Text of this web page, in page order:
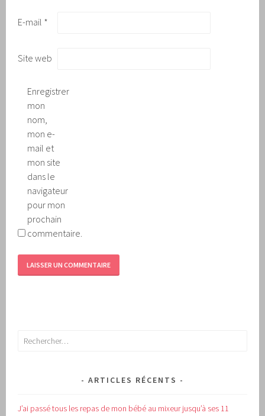
E-mail *
Site web
Enregistrer
mon
nom,
mon e-
mail et
mon site
dans le
navigateur
pour mon
prochain
commentaire.
Rechercher :
ARTICLES RÉCENTS
J’ai passé tous les repas de mon bébé au mixeur jusqu’à ses 11